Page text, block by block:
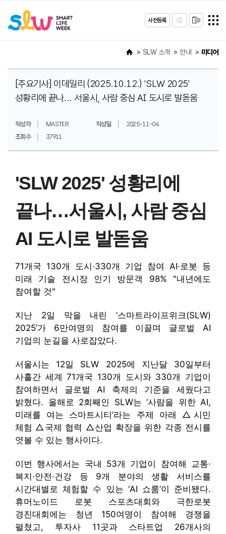
사전등록
SLW 소개 안내 미디어
[주요기사] 이데일리 (2025.10.12.) 'SLW 2025'
성황리에 끝나... 서울시, 사람 중심 AI 도시로 발돋움
작성자 MASTER 작성일
2025-11-04
조회수
37911
'SLW 2025' 성황리에
끝나…서울시, 사람 중심
AI 도시로 발돋움
71개국 130개 도시·330개 기업 참여 AI·로봇 등
미래 기술 전시장 인기 방문객 98% "내년에도
참여할 것"
지난 2일 막을 내린 ‘스마트라이프위크(SLW)
2025’가 6만여명의 참여를 이끌며 글로벌 AI
기업의 눈길을 사로잡았다.
서울시는 12일 SLW 2025에 지난달 30일부터
사흘간 세계 71개국 130개 도시와 330개 기업이
참여하면서 글로벌 AI 축제의 기준을 세웠다고
밝혔다. 올해로 2회째인 SLW는 ‘사람을 위한 AI,
미래를 여는 스마트시티’라는 주제 아래 △시민
체험 △국제 협력 △산업 확장을 위한 각종 전시를
엿볼 수 있는 행사이다.
이번 행사에서는 국내 53개 기업이 참여해 교통·
복지·안전·건강 등 9개 분야의 생활 서비스를
시간대별로 체험할 수 있는 ‘AI 쇼룸’이 준비됐다.
휴머노이드 로봇 스포츠대회와 극한로봇
경진대회에는 청년 150여명이 참여해 경쟁을
펼쳤고, 투자사 11곳과 스타트업 26개사의